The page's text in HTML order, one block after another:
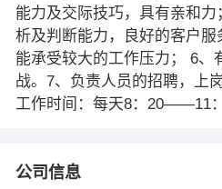
能力及交际技巧，具有亲和
析及判断能力，良好的客户服
能承受较大的工作压力； 6、
战。7、负责人员的招聘，上
工作时间：每天8：20——11
公司信息